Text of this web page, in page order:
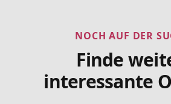
NOCH AUF DER
Finde
interessante